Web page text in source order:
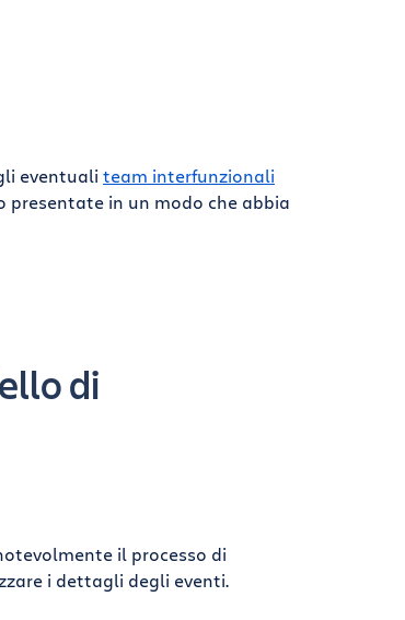
eventuali team interfunzionali
presentate in un modo che abbia
di
il processo di
i dettagli degli eventi.